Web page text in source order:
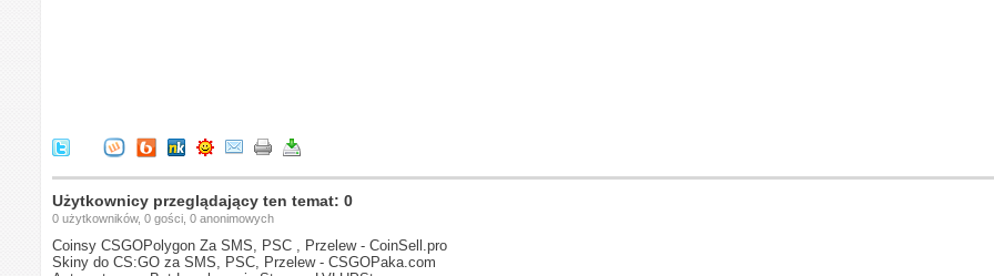
Użytkownicy przeglądający ten temat: 0
0 użytkowników, 0 gości, 0 anonimowych
Coinsy CSGOPolygon Za SMS, PSC , Przelew - CoinSell.pro
Skiny do CS:GO za SMS, PSC, Przelew - CSGOPaka.com